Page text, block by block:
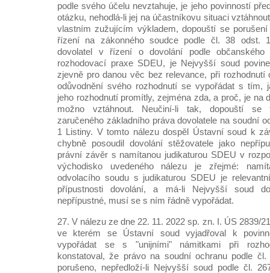
podle svého účelu nevztahuje, je jeho povinností
otázku, nehodlá-li jej na účastníkovu situaci
vlastním zužujícím výkladem, dopouští se
řízení na zákonného soudce podle čl. 38 odst.
dovolatel v řízení o dovolání podle občanského
rozhodovací praxe SDEU, je Nejvyšší soud
zjevně pro danou věc bez relevance, při rozhodnutí
odůvodnění svého rozhodnutí se vypořádat s tím,
jeho rozhodnutí promítly, zejména zda, a proč, je na
možno vztáhnout. Neučiní-li tak, dopouští se
zaručeného základního práva dovolatele na soudní
1 Listiny. V tomto nálezu dospěl Ústavní soud k
chybně posoudil dovolání stěžovatele jako
právní závěr s namítanou judikaturou SDEU v
východisko uvedeného nálezu je zřejmé:
odvolacího soudu s judikaturou SDEU je
přípustnosti dovolání, a má-li Nejvyšší soud
nepřípustné, musí se s ním řádně vypořádat.
27. V nálezu ze dne 22. 11. 2022 sp. zn. I. ÚS 2839/
ve kterém se Ústavní soud vyjadřoval k
vypořádat se s "unijními" námitkami při
konstatoval, že právo na soudní ochranu podle
porušeno, nepředloží-li Nejvyšší soud podle čl.